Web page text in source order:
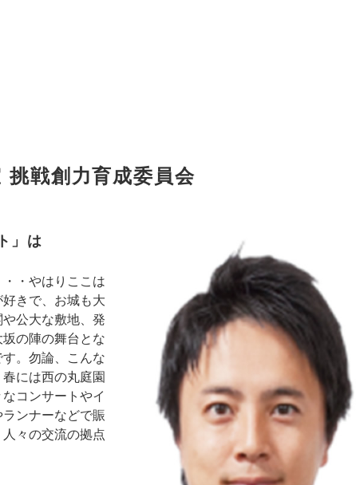
挑戦創力育成委員会
」は
・やはりここは
きで、お城も大
公大な敷地、発
の陣の舞台とな
。勿論、こんな
には西の丸庭園
コンサートやイ
ンナーなどで賑
々の交流の拠点